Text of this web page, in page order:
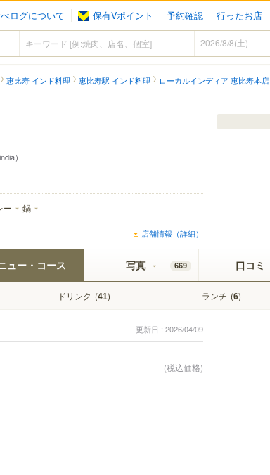
ログについて 保有Vポイント 予約確認 行ったお店
恵比寿 インド料理 恵比寿駅 インド料理 ローカルインディア 恵比寿本店
）
ー 鍋
店舗情報（詳細）
ュー・コース
ドリンク (41) ランチ (6)
写真 669 口コミ
更新日 : 2026/04/09
(税込価格)